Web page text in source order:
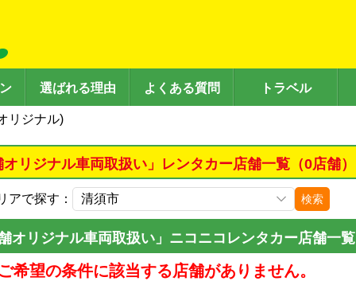
選ばれる理由 よくある質問 トラベル
リジナル)
リジナル車両取扱い」レンタカー店舗一覧（0店舗）
アで探す： 検索
オリジナル車両取扱い」ニコニコレンタカー店舗一覧
ご希望の条件に該当する店舗がありません。